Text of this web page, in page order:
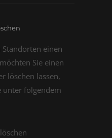
Standorten einen
Sie einen
löschen lassen,
unter folgendem